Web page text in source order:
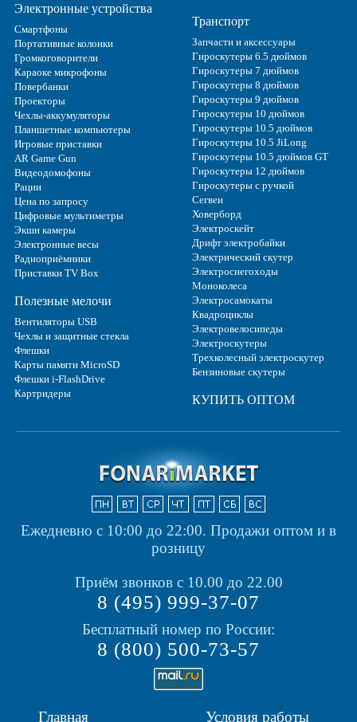
Электронные устройства
Смартфоны
Портативные колонки
Громкоговорители
Караоке микрофоны
Повербанки
Проекторы
Чехлы-аккумуляторы
Планшетные компьютеры
Игровые приставки
AR Game Gun
Видеодомофоны
Рации
Цена по запросу
Цифровые мультиметры
Экшн камеры
Электронные весы
Радиоприёмники
Приставки TV Box
Полезные мелочи
Вентиляторы USB
Чехлы и защитные стекла
Флешки
Карты памяти MicroSD
Флешки i-FlashDrive
Картридеры
Транспорт
Запчасти и аксессуары
Гироскутеры 6.5 дюймов
Гироскутеры 7 дюймов
Гироскутеры 8 дюймов
Гироскутеры 9 дюймов
Гироскутеры 10 дюймов
Гироскутеры 10.5 дюймов
Гироскутеры 10.5 JiLong
Гироскутеры 10.5 дюймов GT
Гироскутеры 12 дюймов
Гироскутеры с ручкой
Сегвеи
Ховерборд
Электроскейт
Дрифт электробайки
Электрический скутер
Электроснегоходы
Моноколеса
Электросамокаты
Квадроциклы
Электровелосипеды
Электроскутеры
Трехколесный электроскутер
Бензиновые скутеры
КУПИТЬ ОПТОМ
Ежедневно с 10:00 до 22:00. Продажи оптом и в
розницу
Приём звонков с 10.00 до 22.00
8 (495) 999-37-07
Бесплатный номер по России:
8 (800) 500-73-57
Главная Условия работы